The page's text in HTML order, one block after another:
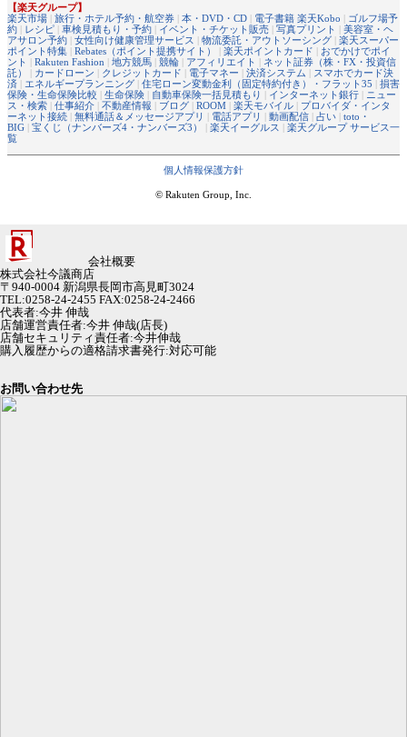
【楽天グループ】
楽天市場 | 旅行・ホテル予約・航空券 | 本・DVD・CD | 電子書籍 楽天Kobo | ゴルフ場予
約 | レシピ | 車検見積もり・予約 | イベント・チケット販売 | 写真プリント | 美容室・ヘ
アサロン予約 | 女性向け健康管理サービス | 物流委託・アウトソーシング | 楽天スーパー
ポイント特集 | Rebates（ポイント提携サイト） | 楽天ポイントカード | おでかけでポイ
ント | Rakuten Fashion | 地方競馬 | 競輪 | アフィリエイト | ネット証券（株・FX・投資信
託）
| カードローン | クレジットカード | 電子マネー | 決済システム | スマホでカード決
済 | エネルギープランニング | 住宅ローン変動金利（固定特約付き）・フラット35 | 損害
保険・生命保険比較 | 生命保険 | 自動車保険一括見積もり | インターネット銀行 | ニュー
ス・検索 | 仕事紹介 | 不動産情報 | ブログ | ROOM | 楽天モバイル | プロバイダ・インタ
ーネット接続 | 無料通話＆メッセージアプリ | 電話アプリ | 動画配信 | 占い | toto・
BIG | 宝くじ（ナンバーズ4・ナンバーズ3） | 楽天イーグルス | 楽天グループ サービス一
覧
個人情報保護方針
© Rakuten Group, Inc.
会社概要
株式会社今議商店
〒940-0004 新潟県長岡市高見町3024
TEL:0258-24-2455 FAX:0258-24-2466
代表者:今井 伸哉
店舗運営責任者:今井 伸哉(店長)
店舗セキュリティ責任者:今井伸哉
購入履歴からの適格請求書発行:対応可能
お問い合わせ先